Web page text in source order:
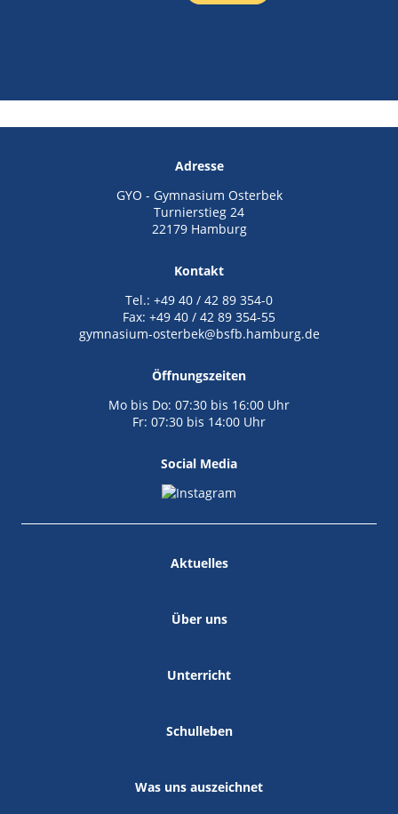
Adresse
GYO - Gymnasium Osterbek
Turnierstieg 24
22179 Hamburg
Kontakt
Tel.: +49 40 / 42 89 354-0
Fax: +49 40 / 42 89 354-55
gymnasium-osterbek@bsfb.hamburg.de
Öffnungszeiten
Mo bis Do: 07:30 bis 16:00 Uhr
Fr: 07:30 bis 14:00 Uhr
Social Media
Aktuelles
Über uns
Unterricht
Schulleben
Was uns auszeichnet